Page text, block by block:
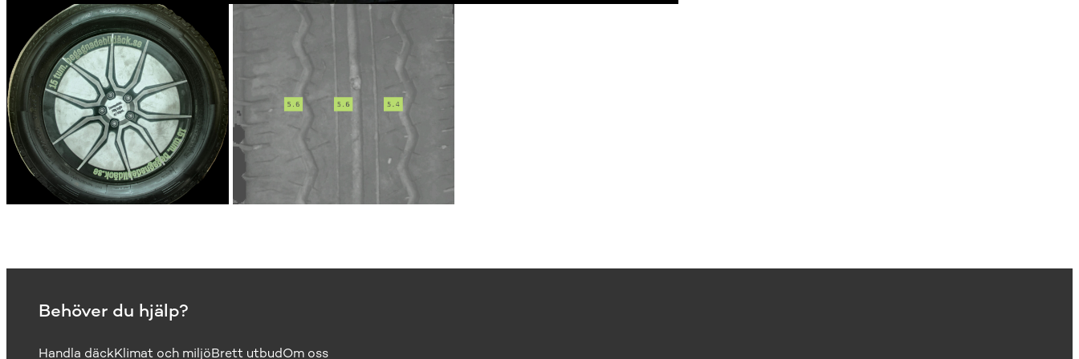
Behöver du hjälp?
Handla däckKlimat och miljöBrett utbudOm oss